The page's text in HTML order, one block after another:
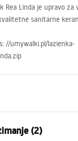
Rea Linda je upravo za
sanitarne
//umywalki.pl/lazienka-
(2)